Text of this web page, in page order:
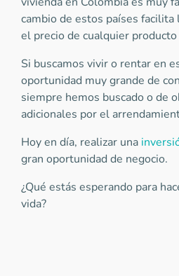
cambio de estos países facilita
el precio de cualquier
Si buscamos vivir o rentar en
oportunidad muy grande de
siempre hemos buscado o de
adicionales por el
Hoy en día, realizar una
gran oportunidad de negocio.
¿Qué estás esperando para
vida?